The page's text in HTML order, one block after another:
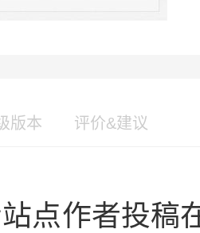
版本 评价&建议
点作者投稿